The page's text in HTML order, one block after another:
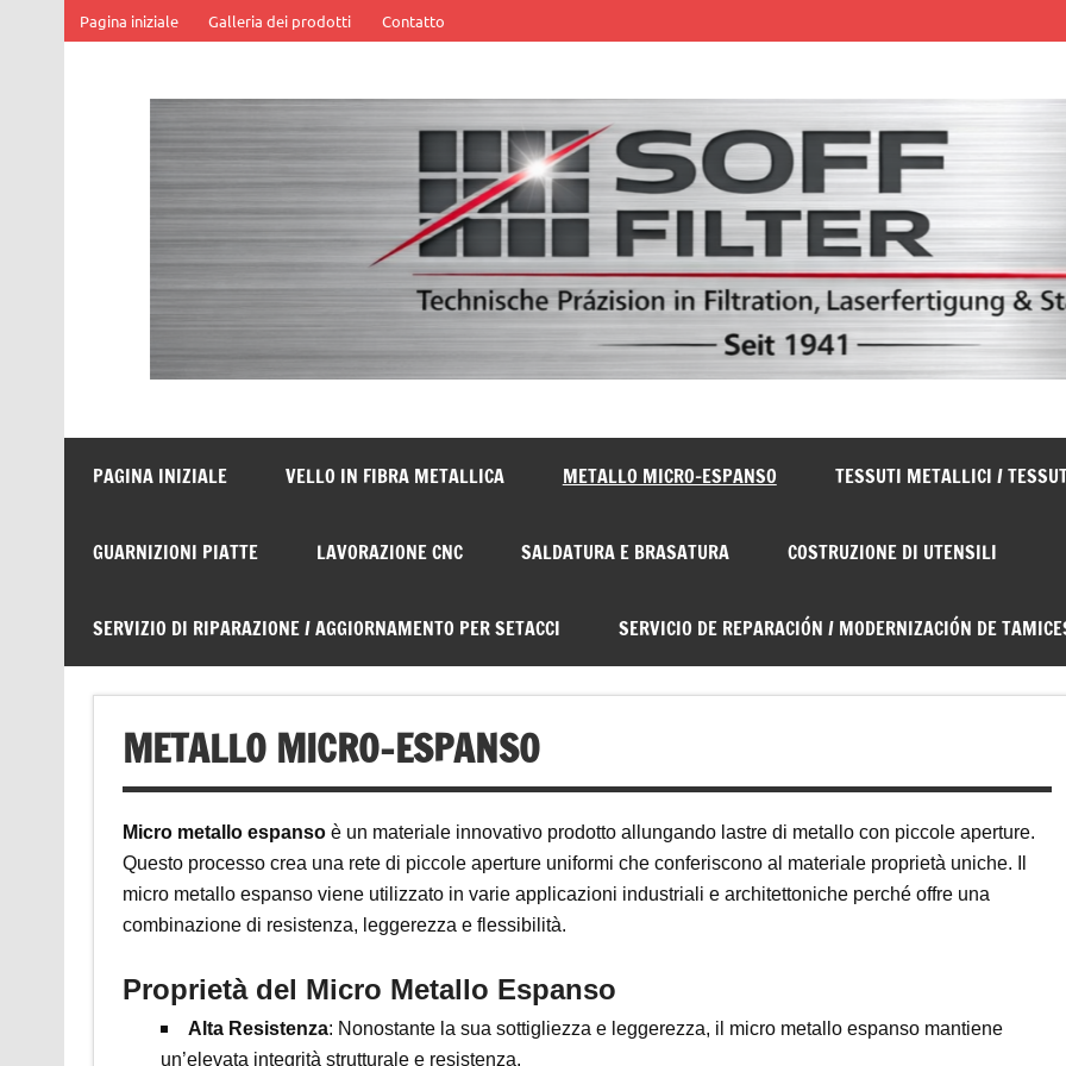
Pagina iniziale Galleria dei prodotti Contatto
SOFF Filter
PAGINA INIZIALE VELLO IN FIBRA METALLICA METALLO MICRO-ESPANSO TESSUTI METALLICI /
GUARNIZIONI PIATTE LAVORAZIONE CNC SALDATURA E BRASATURA COSTRUZIONE DI UTENSILI
SERVIZIO DI RIPARAZIONE / AGGIORNAMENTO PER SETACCI SERVICIO DE REPARACIÓN / MODERNIZACIÓN DE
METALLO MICRO-ESPANSO
Micro metallo espansoè un materiale innovativo prodotto allungando lastre di metallo con piccole aperture.
Questo processo crea una rete di piccole aperture uniformi che conferiscono al materiale proprietà uniche. Il
micro metallo espanso viene utilizzato in varie applicazioni industriali e architettoniche perché offre una
combinazione di resistenza, leggerezza e flessibilità.
Proprietà del Micro Metallo Espanso
Alta Resistenza: Nonostante la sua sottigliezza e leggerezza, il micro metallo espanso mantiene
un’elevata integrità strutturale e resistenza.